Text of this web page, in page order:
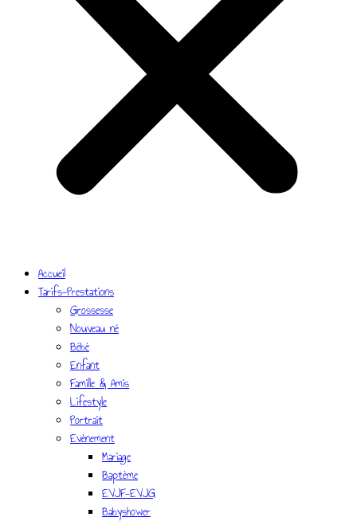
Accueil
Tarifs-Prestations
Grossesse
Nouveau né
Bébé
Enfant
Famille & Amis
Lifestyle
Portrait
Evènement
Mariage
Baptème
EVJF-EVJG
Babyshower